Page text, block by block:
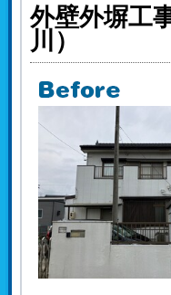
外壁外塀工
川）